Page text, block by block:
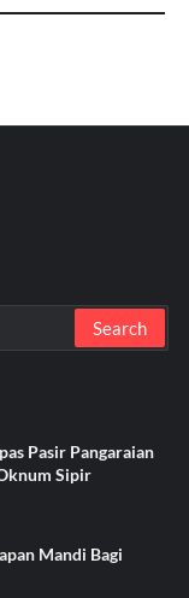
Pasir Pangaraian
Sipir
Mandi Bagi